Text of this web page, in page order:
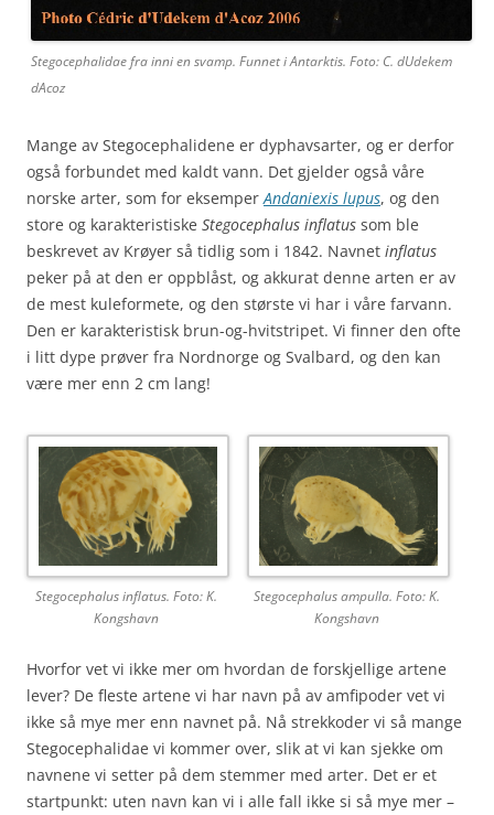
Stegocephalidae fra inni en svamp. Funnet i Antarktis. Foto: C. dUdekem
dAcoz
Mange av Stegocephalidene er dyphavsarter, og er derfor
også forbundet med kaldt vann. Det gjelder også våre
norske arter, som for eksemperAndaniexis lupus, og den
store og karakteristiske Stegocephalus inflatus som ble
beskrevet av Krøyer så tidlig som i 1842. Navnet inflatus
peker på at den er oppblåst, og akkurat denne arten er av
de mest kuleformete, og den største vi har i våre farvann.
Den er karakteristisk brun-og-hvitstripet. Vi finner den ofte
i litt dype prøver fra Nordnorge og Svalbard, og den kan
være mer enn 2 cm lang!
Stegocephalus inflatus. Foto: K.
Kongshavn
Stegocephalus ampulla. Foto: K.
Kongshavn
Hvorfor vet vi ikke mer om hvordan de forskjellige artene
lever? De fleste artene vi har navn på av amfipoder vet vi
ikke så mye mer enn navnet på. Nå strekkoder vi så mange
Stegocephalidae vi kommer over, slik at vi kan sjekke om
navnene vi setter på dem stemmer med arter. Det er et
startpunkt: uten navn kan vi i alle fall ikke si så mye mer –